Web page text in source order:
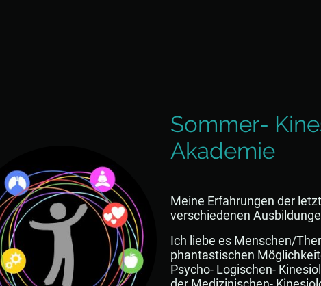
Sommer-
Akademie
Meine Erfahrungen der
verschiedenen
Ich liebe es Menschen/
phantastischen
Psycho- Logischen-